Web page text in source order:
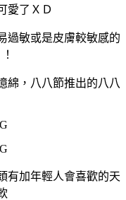
愛了ＸＤ
過敏或是皮膚較敏感的
綿，八八節推出的八八
有加年輕人會喜歡的天